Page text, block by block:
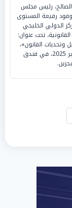
رئيس مجلس
وفود رفيعة المستوى
الدولي الخليجي
تحت عنوان:
وتحديات القانون»،
وذلك يوم السبت الموافق 29 نوفمبر 2025، في فندق